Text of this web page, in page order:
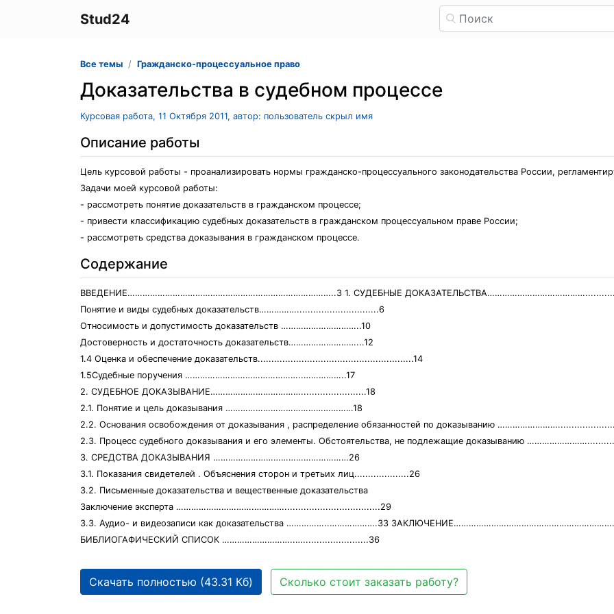
Stud24
Все темы Гражданско-процессуальное право
Доказательства в судебном процессе
Курсовая работа, 11 Октября 2011, автор: пользователь скрыл имя
Описание работы
Цель курсовой работы - проанализировать нормы гражданско-процессуального законодательства России,
Задачи моей курсовой работы:
- рассмотреть понятие доказательств в гражданском процессе;
- привести классификацию судебных доказательств в гражданском процессуальном праве России;
- рассмотреть средства доказывания в гражданском процессе.
Содержание
ВВЕДЕНИЕ………………………………………………………………………..3 1. СУДЕБНЫЕ
Понятие и виды судебных доказательств……………..............................6
Относимость и допустимость доказательств …………………………..10
Достоверность и достаточность доказательств………………………...12
1.4 Оценка и обеспечение доказательств.........................................................14
1.5Судебные поручения ………………………………………..……………..17
2. СУДЕБНОЕ ДОКАЗЫВАНИЕ………………………………........................18
2.1. Понятие и цель доказывания ……………………………………………18
2.2. Основания освобождения от доказывания , распределение обязанностей по доказыванию
2.3. Процесс судебного доказывания и его элементы. Обстоятельства, не подлежащие доказыванию
3. СРЕДСТВА ДОКАЗЫВАНИЯ ………………………………………………26
3.1. Показания свидетелей . Объяснения сторон и третьих лиц....................26
3.2. Письменные доказательства и вещественные доказательства
Заключение эксперта ………………………….…………...................................29
3.3. Аудио- и видеозаписи как доказательства ……………..……………….33
БИБЛИОГАФИЧЕСКИЙ СПИСОК ………………………..…........................36
Скачать полностью (43.31 Кб) Сколько стоит заказать работу?